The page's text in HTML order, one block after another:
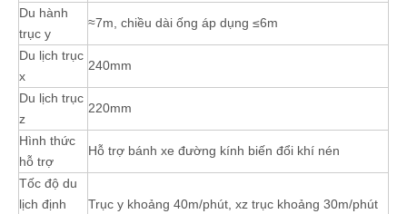
Du hành
trục y
≈7m, chiều dài ống áp dụng ≤6m
Du lịch trục
x
240mm
Du lịch trục
z
220mm
Hình thức
hỗ trợ
Hỗ trợ bánh xe đường kính biến đổi khí nén
Tốc độ du
lịch định
Trục y khoảng 40m/phút, xz trục khoảng 30m/phút